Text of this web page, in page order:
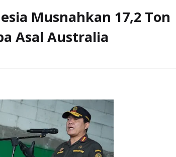
Musnahkan 17,2 Ton
Asal Australia